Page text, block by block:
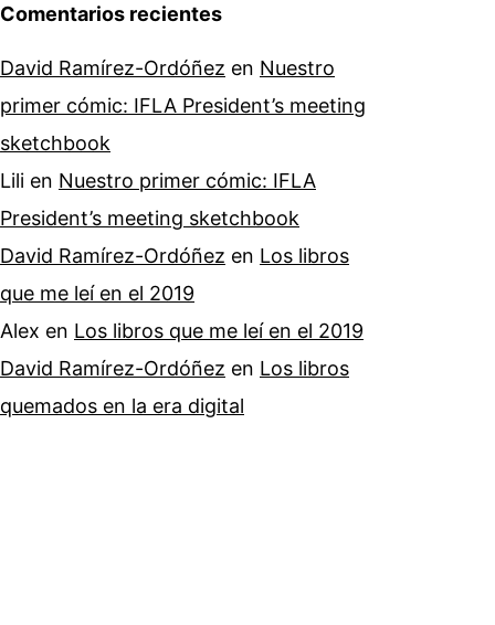
Comentarios recientes
David Ramírez-Ordóñez en Nuestro
primer cómic: IFLA President’s meeting
sketchbook
Lili en Nuestro primer cómic: IFLA
President’s meeting sketchbook
David Ramírez-Ordóñez en Los libros
que me leí en el 2019
Alex en Los libros que me leí en el 2019
David Ramírez-Ordóñez en Los libros
quemados en la era digital